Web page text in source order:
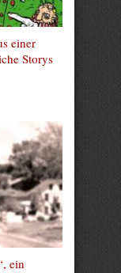
einer
Storys
ein